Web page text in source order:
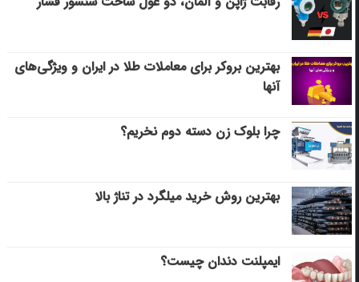
بهترین بروکر برای معاملات طلا در ایران و ویژگی‌های
آنها
چرا بلوک زن دسته دوم نخریم؟
بهترین روش خرید میلگرد در تناژ بالا
ایمپلنت دندان چیست؟